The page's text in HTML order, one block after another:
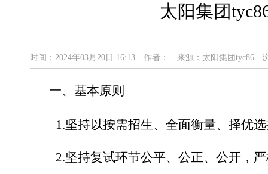
太阳集团
时间：2024年03月20日 16:13 作者： 来源：太阳集团tyc86
一、基本原则
1.坚持以按需招生、全面衡量、择优
2.坚持复试环节公平、公正、公开，